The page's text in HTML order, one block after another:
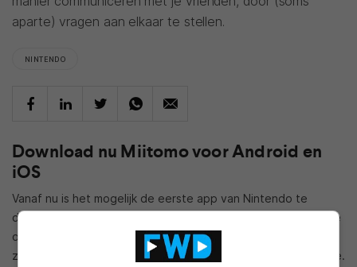
aparte) vragen aan elkaar te stellen.
NINTENDO
Download nu Miitomo voor Android en
iOS
Vanaf nu is het mogelijk de eerste app van Nintendo te
downloaden voor mobiele apparaten. De applicatie, waarin je
op een andere manier kunt communiceren met je vrienden, is
zojuist live gegaan in Google Play en de App Store van Apple.